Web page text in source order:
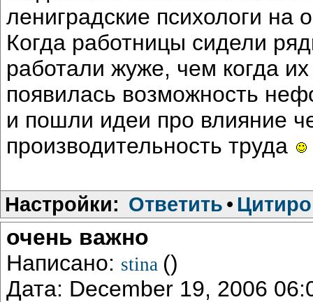
лениградские психологи на
Когда работницы сидели
работали жуже, чем когда
появилась возможность
и пошли идеи про влияние
производительность труда
Настройки: Ответить •
очень важно
Написано: stina ()
Дата: December 19, 2006